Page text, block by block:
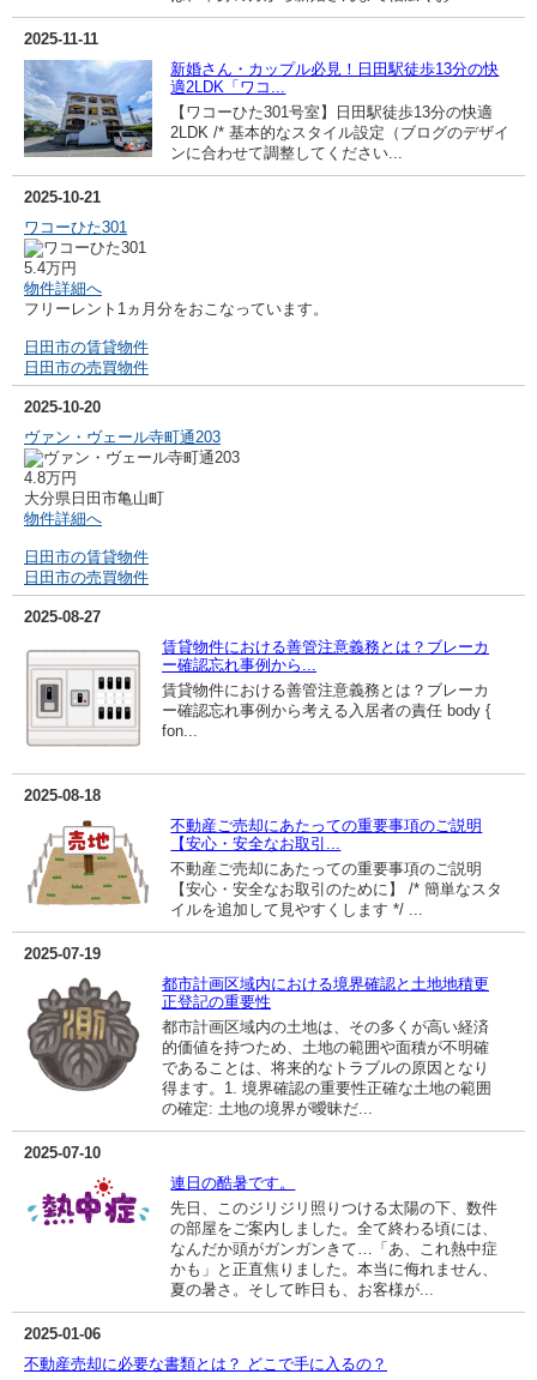
2025-11-11
新婚さん・カップル必見！日田駅徒歩13分の快
適2LDK「ワコ...
【ワコーひた301号室】日田駅徒歩13分の快適
2LDK /* 基本的なスタイル設定（ブログのデザイ
ンに合わせて調整してください...
2025-10-21
ワコーひた301
5.4万円
物件詳細へ
フリーレント1ヵ月分をおこなっています。
日田市の賃貸物件
日田市の売買物件
2025-10-20
ヴァン・ヴェール寺町通203
4.8万円
大分県日田市亀山町
物件詳細へ
日田市の賃貸物件
日田市の売買物件
2025-08-27
賃貸物件における善管注意義務とは？ブレーカ
ー確認忘れ事例から...
賃貸物件における善管注意義務とは？ブレーカ
ー確認忘れ事例から考える入居者の責任 body {
fon...
2025-08-18
不動産ご売却にあたっての重要事項のご説明
【安心・安全なお取引...
不動産ご売却にあたっての重要事項のご説明
【安心・安全なお取引のために】 /* 簡単なスタ
イルを追加して見やすくします */ ...
2025-07-19
都市計画区域内における境界確認と土地地積更
正登記の重要性
都市計画区域内の土地は、その多くが高い経済
的価値を持つため、土地の範囲や面積が不明確
であることは、将来的なトラブルの原因となり
得ます。1. 境界確認の重要性正確な土地の範囲
の確定: 土地の境界が曖昧だ...
2025-07-10
連日の酷暑です。
先日、このジリジリ照りつける太陽の下、数件
の部屋をご案内しました。全て終わる頃には、
なんだか頭がガンガンきて…「あ、これ熱中症
かも」と正直焦りました。本当に侮れません、
夏の暑さ。そして昨日も、お客様が...
2025-01-06
不動産売却に必要な書類とは？ どこで手に入るの？